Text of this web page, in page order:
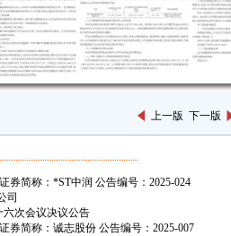
上一版 下一版
券简称：*ST中润 公告编号：2025-024
司
次会议决议公告
券简称：诚志股份 公告编号：2025-007